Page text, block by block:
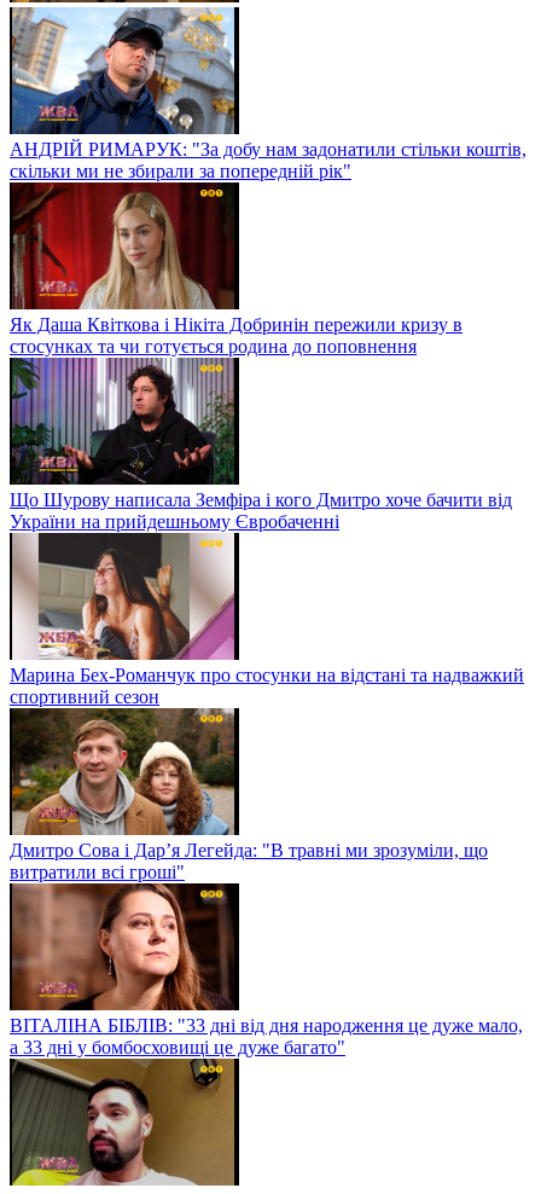
АНДРІЙ РИМАРУК: "За добу нам задонатили стільки коштів,
скільки ми не збирали за попередній рік"
Як Даша Квіткова і Нікіта Добринін пережили кризу в
стосунках та чи готується родина до поповнення
Що Шурову написала Земфіра і кого Дмитро хоче бачити від
України на прийдешньому Євробаченні
Марина Бех-Романчук про стосунки на відстані та надважкий
спортивний сезон
Дмитро Сова і Дар’я Легейда: "В травні ми зрозуміли, що
витратили всі гроші"
ВІТАЛІНА БІБЛІВ: "33 дні від дня народження це дуже мало,
а 33 дні у бомбосховищі це дуже багато"